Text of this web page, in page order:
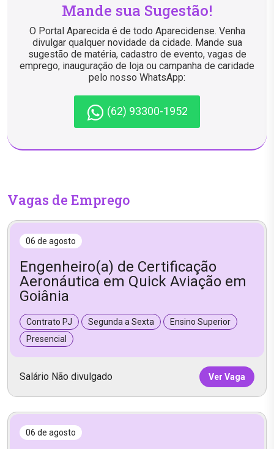
Mande sua Sugestão!
O Portal Aparecida é de todo Aparecidense. Venha
divulgar qualquer novidade da cidade. Mande sua
sugestão de matéria, cadastro de evento, vagas de
emprego, inauguração de loja ou campanha de caridade
pelo nosso WhatsApp:
(62) 93300-1952
Vagas de Emprego
06 de agosto
Engenheiro(a) de Certificação
Aeronáutica em Quick Aviação em
Goiânia
Contrato PJ Segunda a Sexta
Ensino Superior
Presencial
Salário Não divulgado Ver Vaga
06 de agosto